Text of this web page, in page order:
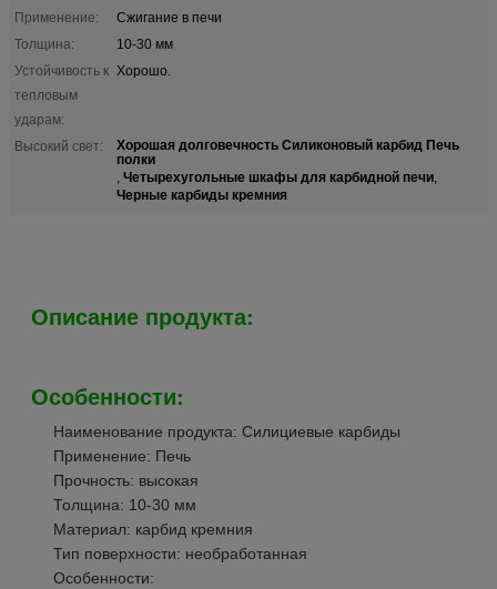
Применение:
Сжигание в печи
Толщина:
10-30 мм
Устойчивость к
тепловым
ударам:
Хорошо.
Высокий свет: Хорошая долговечность Силиконовый карбид Печь
полки
, Четырехугольные шкафы для карбидной печи,
Черные карбиды кремния
Описание продукта:
Особенности:
Наименование продукта: Силициевые карбиды
Применение: Печь
Прочность: высокая
Толщина: 10-30 мм
Материал: карбид кремния
Тип поверхности: необработанная
Особенности: